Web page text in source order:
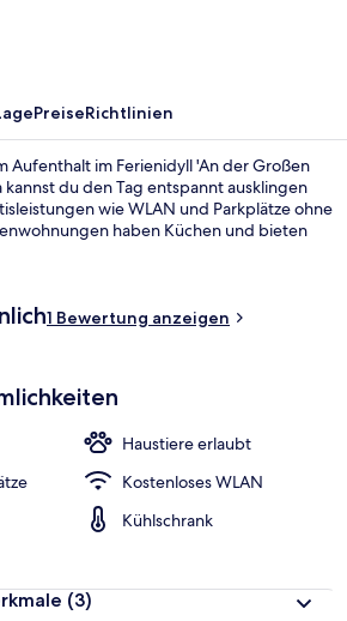
PreiseRichtlinien
Aufenthalt im Ferienidyll 'An der Großen
du den Tag entspannt ausklingen
wie WLAN und Parkplätze ohne
haben Küchen und bieten
1 Bewertung anzeigen
Haustiere erlaubt
Kostenloses WLAN
Kühlschrank
(3)